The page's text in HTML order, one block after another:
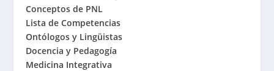
Conceptos de PNL
Lista de Competencias
Ontólogos y Lingüistas
Docencia y Pedagogía
Medicina Integrativa